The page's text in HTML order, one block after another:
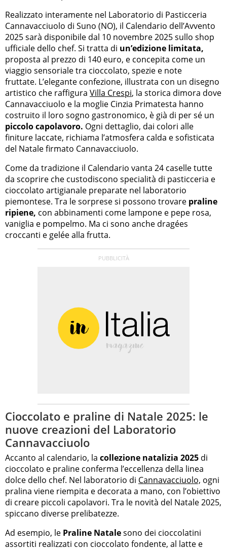
Realizzato interamente nel Laboratorio di Pasticceria
Cannavacciuolo di Suno (NO), il Calendario dell’Avvento
2025 sarà disponibile dal 10 novembre 2025 sullo shop
ufficiale dello chef. Si tratta di un’edizione limitata,
proposta al prezzo di 140 euro, e concepita come un
viaggio sensoriale tra cioccolato, spezie e note
fruttate. L’elegante confezione, illustrata con un disegno
artistico che raffigura Villa Crespi, la storica dimora dove
Cannavacciuolo e la moglie Cinzia Primatesta hanno
costruito il loro sogno gastronomico, è già di per sé un
piccolo capolavoro. Ogni dettaglio, dai colori alle
finiture laccate, richiama l’atmosfera calda e sofisticata
del Natale firmato Cannavacciuolo.
Come da tradizione il Calendario vanta 24 caselle tutte
da scoprire che custodiscono specialità di pasticceria e
cioccolato artigianale preparate nel laboratorio
piemontese. Tra le sorprese si possono trovare praline
ripiene, con abbinamenti come lampone e pepe rosa,
vaniglia e pompelmo. Ma ci sono anche dragées
croccanti e gelée alla frutta.
Cioccolato e praline di Natale 2025: le
nuove creazioni del Laboratorio
Cannavacciuolo
Accanto al calendario, la collezione natalizia 2025 di
cioccolato e praline conferma l’eccellenza della linea
dolce dello chef. Nel laboratorio di Cannavacciuolo, ogni
pralina viene riempita e decorata a mano, con l’obiettivo
di creare piccoli capolavori. Tra le novità del Natale 2025,
spiccano diverse prelibatezze.
Ad esempio, le Praline Natalesono dei cioccolatini
assortiti realizzati con cioccolato fondente, al latte e